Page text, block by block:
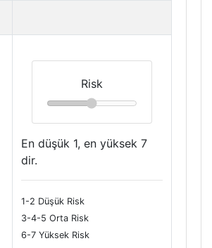
Risk
En düşük 1, en yüksek 7
dir.
1-2 Düşük Risk
3-4-5 Orta Risk
6-7 Yüksek Risk